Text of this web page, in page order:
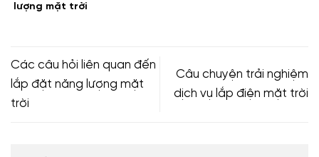
lượng mặt trời
Các câu hỏi liên quan đến
lắp đặt năng lượng mặt
trời
Câu chuyện trải nghiệm
dịch vụ lắp điện mặt trời